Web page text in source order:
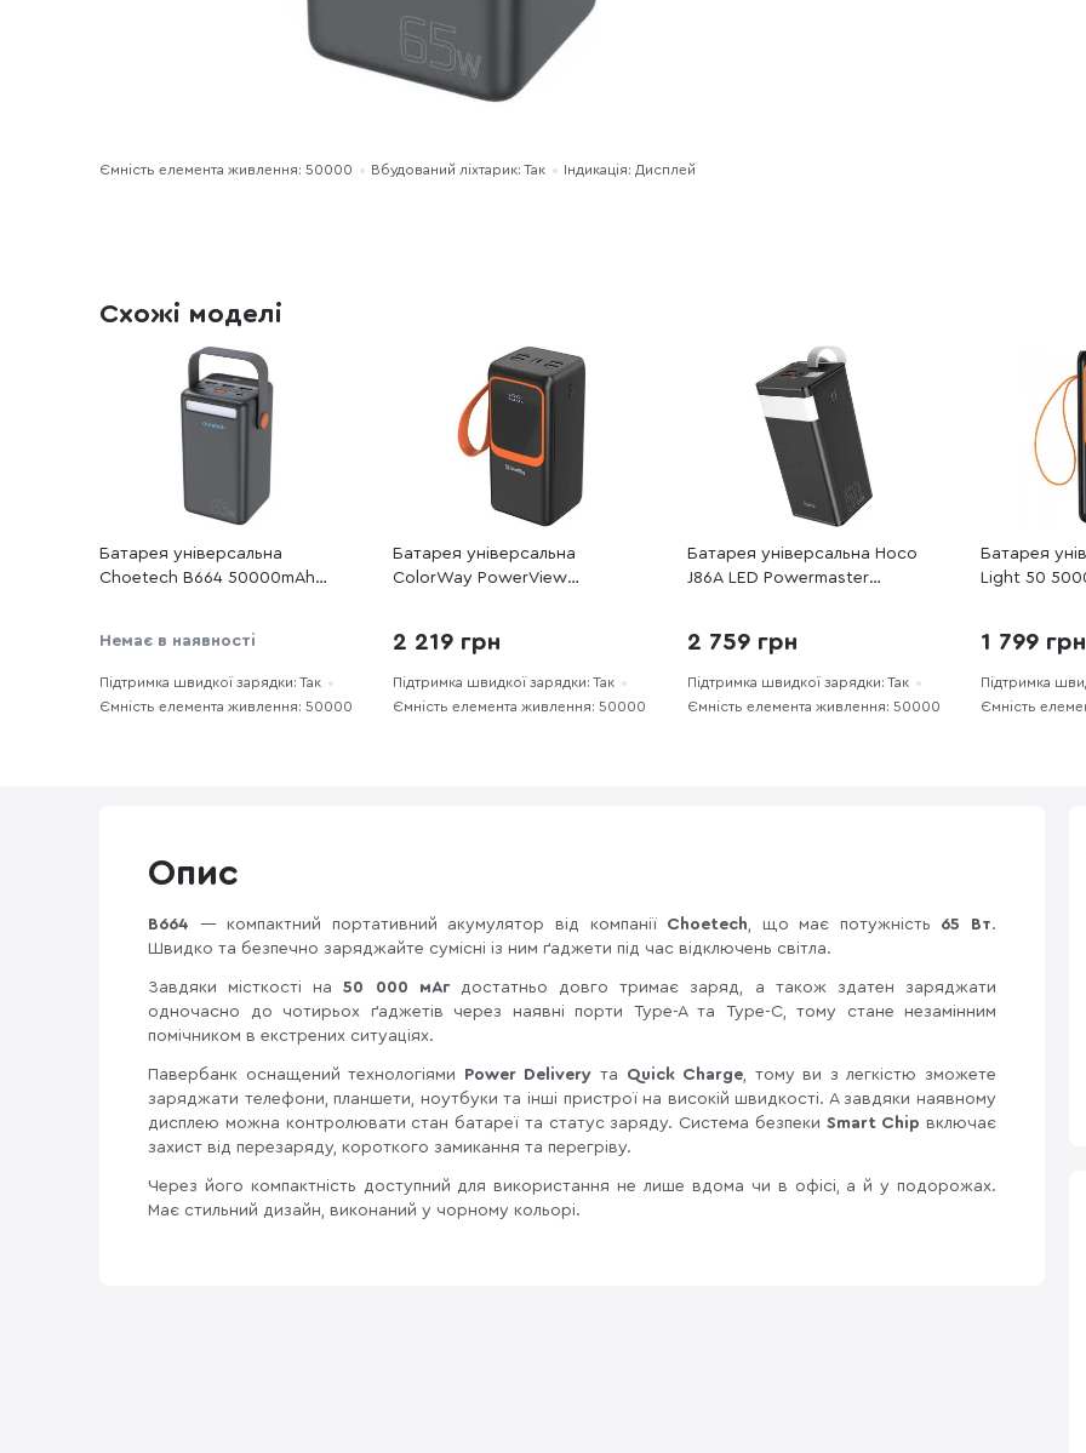
Ємність елемента живлення: 50000 Вбудований ліхтарик: Так Індикація: Дисплей
Схожі моделі
Батарея універсальна
Choetech B664 50000mAh
Немає в наявності
Підтримка швидкої зарядки: Так
Ємність елемента живлення: 50000
Батарея універсальна
ColorWay PowerView
PB500LP02BK)
2 219 грн
Підтримка швидкої зарядки: Так
Ємність елемента живлення: 50000
Батарея універсальна Hoco
J86A LED Powermaster
2 759 грн
Підтримка швидкої зарядки: Так
Ємність елемента живлення: 50000
Батарея
Light 50
1 799 грн
Підтримка
Ємність
Опис
B664 — компактний портативний акумулятор від компанії Choetech, що має потужність 65 Вт.
Швидко та безпечно заряджайте сумісні із ним ґаджети під час відключень світла.
Завдяки місткості на50 000 мАгдостатньо довго тримає заряд, а також здатен заряджати
одночасно до чотирьох ґаджетів через наявні порти Type-A та Type-C, тому стане незамінним
помічником в екстрених ситуаціях.
Павербанк оснащений технологіями Power Delivery та Quick Charge, тому ви з легкістю зможете
заряджати телефони, планшети, ноутбуки та інші пристрої на високій швидкості. А завдяки наявному
дисплею можна контролювати стан батареї та статус заряду. Система безпеки Smart Chip включає
захист від перезаряду, короткого замикання та перегріву.
Через його компактність доступний для використання не лише вдома чи в офісі, а й у подорожах.
Має стильний дизайн, виконаний у чорному кольорі.